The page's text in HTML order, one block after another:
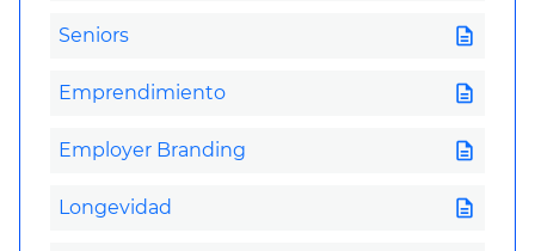
Seniors description
Emprendimiento description
Employer Branding description
Longevidad description